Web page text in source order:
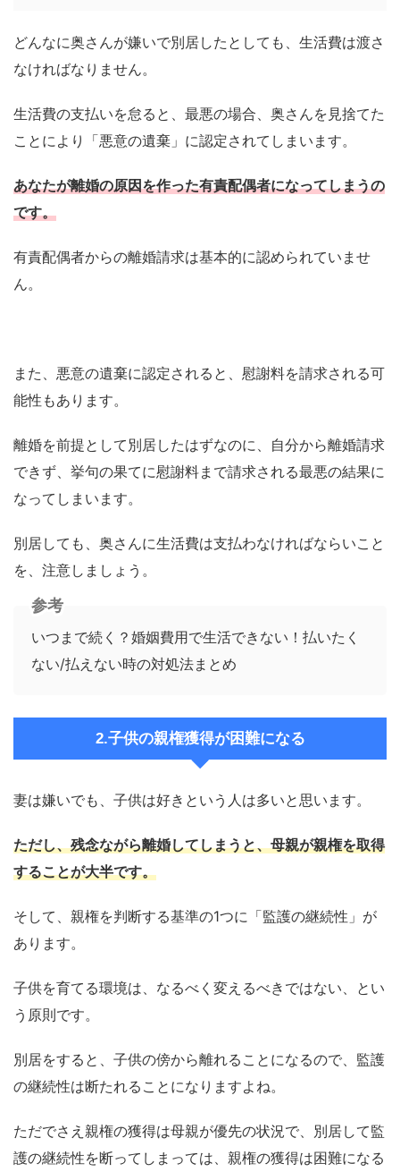
どんなに奥さんが嫌いで別居したとしても、生活費は渡さ
なければなりません。
生活費の支払いを怠ると、最悪の場合、奥さんを見捨てた
ことにより「悪意の遺棄」に認定されてしまいます。
あなたが離婚の原因を作った有責配偶者になってしまうの
です。
有責配偶者からの離婚請求は基本的に認められていませ
ん。
また、悪意の遺棄に認定されると、慰謝料を請求される可
能性もあります。
離婚を前提として別居したはずなのに、自分から離婚請求
できず、挙句の果てに慰謝料まで請求される最悪の結果に
なってしまいます。
別居しても、奥さんに生活費は支払わなければならいこと
を、注意しましょう。
参考
いつまで続く？婚姻費用で生活できない！払いたく
ない/払えない時の対処法まとめ
2.子供の親権獲得が困難になる
妻は嫌いでも、子供は好きという人は多いと思います。
ただし、残念ながら離婚してしまうと、母親が親権を取得
することが大半です。
そして、親権を判断する基準の1つに「監護の継続性」が
あります。
子供を育てる環境は、なるべく変えるべきではない、とい
う原則です。
別居をすると、子供の傍から離れることになるので、監護
の継続性は断たれることになりますよね。
ただでさえ親権の獲得は母親が優先の状況で、別居して監
護の継続性を断ってしまっては、親権の獲得は困難になる